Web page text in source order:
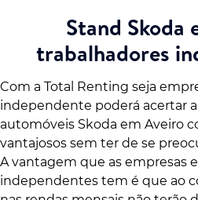
Stand Skoda
trabalhadores
Com a Total Renting seja
independente poderá acertar
automóveis Skoda em Aveiro
vantajosos sem ter de se
A vantagem que as empresas
independentes tem é que ao